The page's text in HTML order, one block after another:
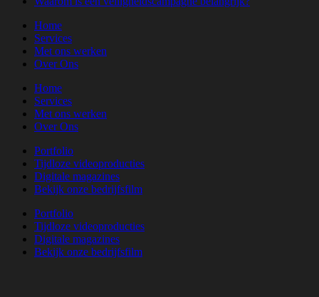
Home
Services
Met ons werken
Over Ons
Home
Services
Met ons werken
Over Ons
Portfolio
Tijdloze videoproducties
Digitale magazines
Bekijk onze bedrijfsfilm
Portfolio
Tijdloze videoproducties
Digitale magazines
Bekijk onze bedrijfsfilm